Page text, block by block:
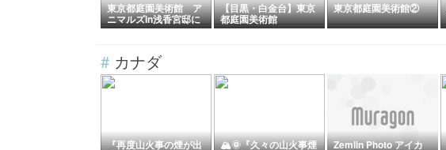
東京都庭園美術館 ア
ニマルズin浅香宮邸に
行って来ました♪
【目黒・白金台】東京
都庭園美術館
東京都庭園美術館②
# カナダ
『再度山火事の煙が出 🏔️🌞『久々の山火事煙 Zemlin Photo アイカ